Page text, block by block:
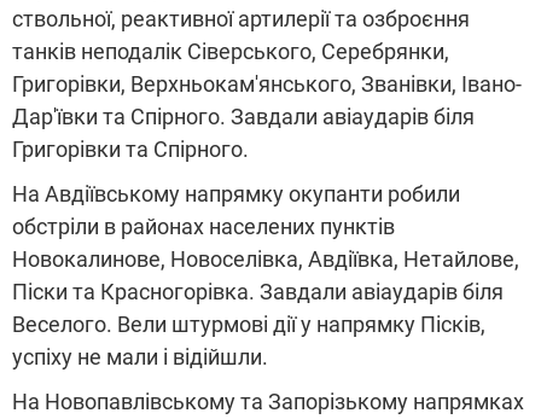
ствольної, реактивної артилерії та озброєння
танків неподалік Сіверського, Серебрянки,
Григорівки, Верхньокам'янського, Званівки, Івано-
Дар'ївки та Спірного. Завдали авіаударів біля
Григорівки та Спірного.
На Авдіївському напрямку окупанти робили
обстріли в районах населених пунктів
Новокалинове, Новоселівка, Авдіївка, Нетайлове,
Піски та Красногорівка. Завдали авіаударів біля
Веселого. Вели штурмові дії у напрямку Пісків,
успіху не мали і відійшли.
На Новопавлівському та Запорізькому напрямках